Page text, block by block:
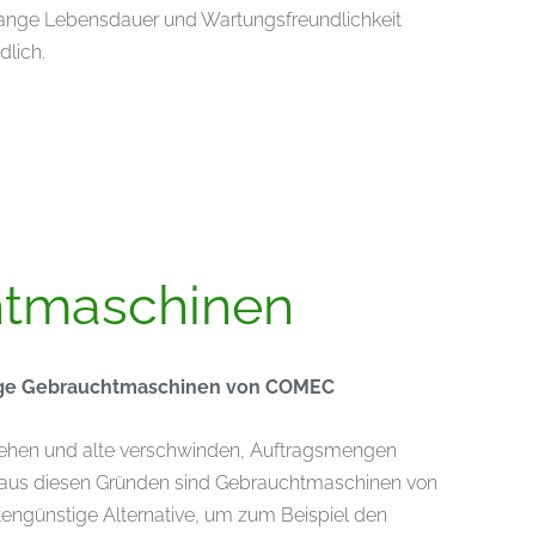
Lebensdauer und Wartungsfreundlichkeit
Gebrauchtmaschinen von COMEC
und alte verschwinden, Auftragsmengen
diesen Gründen sind Gebrauchtmaschinen von
Alternative, um zum Beispiel den